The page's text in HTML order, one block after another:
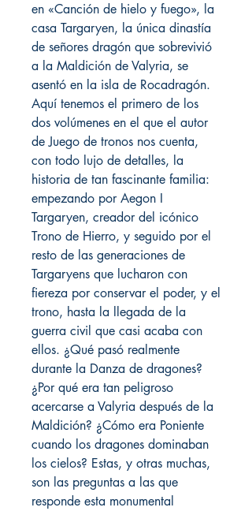
en «Canción de hielo y fuego», la
casa Targaryen, la única dinastía
de señores dragón que sobrevivió
a la Maldición de Valyria, se
asentó en la isla de Rocadragón.
Aquí tenemos el primero de los
dos volúmenes en el que el autor
de Juego de tronos nos cuenta,
con todo lujo de detalles, la
historia de tan fascinante familia:
empezando por Aegon I
Targaryen, creador del icónico
Trono de Hierro, y seguido por el
resto de las generaciones de
Targaryens que lucharon con
fiereza por conservar el poder, y el
trono, hasta la llegada de la
guerra civil que casi acaba con
ellos. ¿Qué pasó realmente
durante la Danza de dragones?
¿Por qué era tan peligroso
acercarse a Valyria después de la
Maldición? ¿Cómo era Poniente
cuando los dragones dominaban
los cielos? Estas, y otras muchas,
son las preguntas a las que
responde esta monumental